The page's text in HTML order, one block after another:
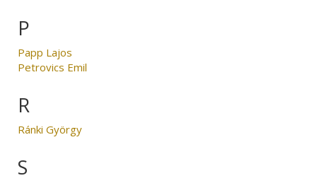
P
Papp Lajos
Petrovics Emil
R
Ránki György
S